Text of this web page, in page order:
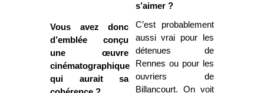
Vous avez donc
d’emblée conçu
une œuvre
cinématographique
qui aurait sa
s’aimer ?
C’est probablement
aussi vrai pour les
détenues de
Rennes ou pour les
ouvriers de
Billancourt. On voit